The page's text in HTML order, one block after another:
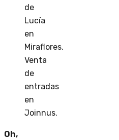
de
Lucía
en
Miraflores.
Venta
de
entradas
en
Joinnus.
Oh,